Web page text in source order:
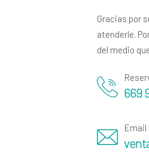
Gracias por
atenderle.
del medio
669
Email